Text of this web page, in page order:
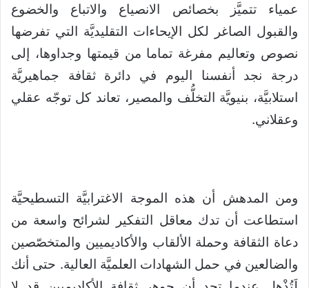
عمياء تتميَّز بخصائص الانصياع والاتباع والخضوع
والقبول الصاغر لكل الإيحاءات التقليديَّة التي تفرضها
نصوص وتعاليم مفرغة تماما من قيمتها وجداوها، إلى
درجة نجد أنفسنا اليوم في دائرة ثقافة جماهيريَّة
استلابيَّة، بنيويَّة التخلُّف والمصير، تعاند كل توجّه عقلي
وعقلاني.
ومن المدهش أن هذه الموجة الاغترابيَّة التسطيحيَّة
استطاعت أن تدك معاقل التفكير لشرائح واسعة من
دعاة الثقافة وحملة الألقاب والأكاديميين والمتخصّصين
والضالعين في حمل الشهادات العلميَّة العالية. حتى أنك